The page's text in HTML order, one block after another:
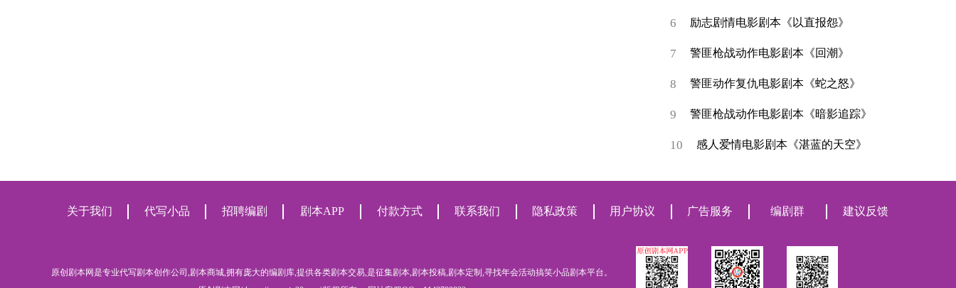
6 励志剧情电影剧本《以直报怨》
7 警匪枪战动作电影剧本《回潮》
8 警匪动作复仇电影剧本《蛇之怒》
9 警匪枪战动作电影剧本《暗影追踪》
10 感人爱情电影剧本《湛蓝的天空》
关于我们 代写小品 招聘编剧 剧本APP 付款方式 联系我们 隐私政策 用户协议 广告服务 编剧群 建议反馈
原创剧本网是专业代写剧本创作公司,剧本商城,拥有庞大的编剧库,提供各类剧本交易,是征集剧本,剧本投稿,剧本定制,寻找年会活动搞笑小品剧本平台。